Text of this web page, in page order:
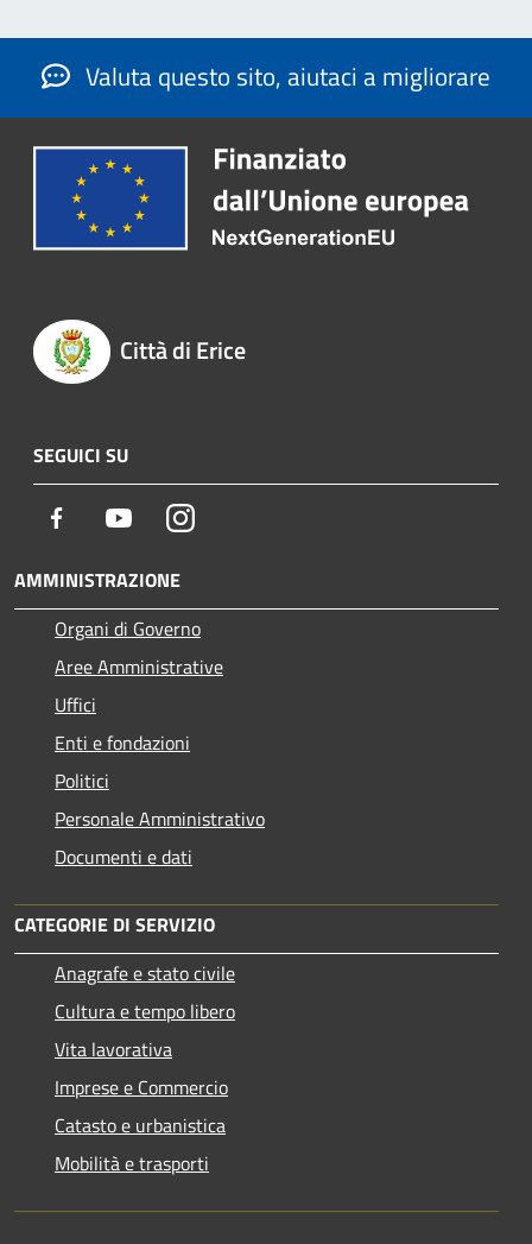
Valuta questo sito, aiutaci a migliorare
Città di Erice
SEGUICI SU
Facebook YoutubeInstagram
AMMINISTRAZIONE
Organi di Governo
Aree Amministrative
Uffici
Enti e fondazioni
Politici
Personale Amministrativo
Documenti e dati
CATEGORIE DI SERVIZIO
Anagrafe e stato civile
Cultura e tempo libero
Vita lavorativa
Imprese e Commercio
Catasto e urbanistica
Mobilità e trasporti